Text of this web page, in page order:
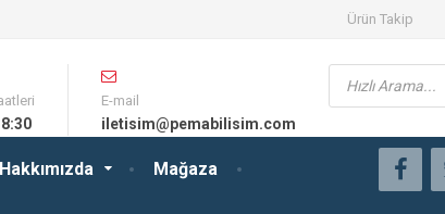
Ürün Takip
Hakkımızda Mağaza
E-mail
iletisim@pemabilisim.com
Products
search